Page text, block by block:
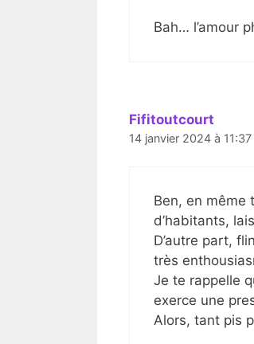
Bah… l’amour
Fifitoutcourt
14 janvier 2024 à 11:37
Ben, en même
d’habitants,
D’autre part,
très
Je te rappelle
exerce une
Alors, tant pis